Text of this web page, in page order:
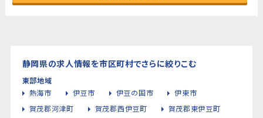
静岡県の求人情報を市区町村でさらに絞りこむ
東部地域
熱海市
伊豆市 伊豆の国市
伊東市
賀茂郡河津町
賀茂郡西伊豆町
賀茂郡東伊豆町